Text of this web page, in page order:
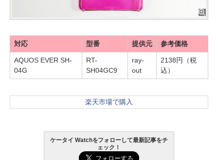
対応 型番 提供元 参考価格
AQUOS EVER SH-
04G
RT-
SH04GC9
ray-
out
2138円（税
込）
楽天市場で購入
ケータイ Watchをフォローして最新記事をチ
ェック！